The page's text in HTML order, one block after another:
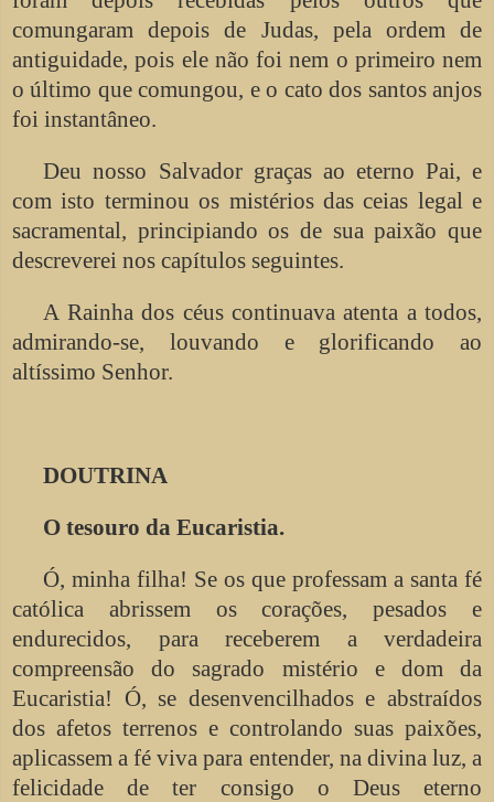
comungaram depois de Judas, pela ordem de
antiguidade, pois ele não foi nem o primeiro nem
o último que comungou, e o cato dos santos anjos
foi instantâneo.
Deu nosso Salvador graças ao eterno Pai, e
com isto terminou os mistérios das ceias legal e
sacramental, principiando os de sua paixão que
descreverei nos capítulos seguintes.
A Rainha dos céus continuava atenta a todos,
admirando-se, louvando e glorificando ao
altíssimo Senhor.
DOUTRINA
O tesouro da Eucaristia.
Ó, minha filha! Se os que professam a santa fé
católica abrissem os corações, pesados e
endurecidos, para receberem a verdadeira
compreensão do sagrado mistério e dom da
Eucaristia! Ó, se desenvencilhados e abstraídos
dos afetos terrenos e controlando suas paixões,
aplicassem a fé viva para entender, na divina luz, a
felicidade de ter consigo o Deus eterno